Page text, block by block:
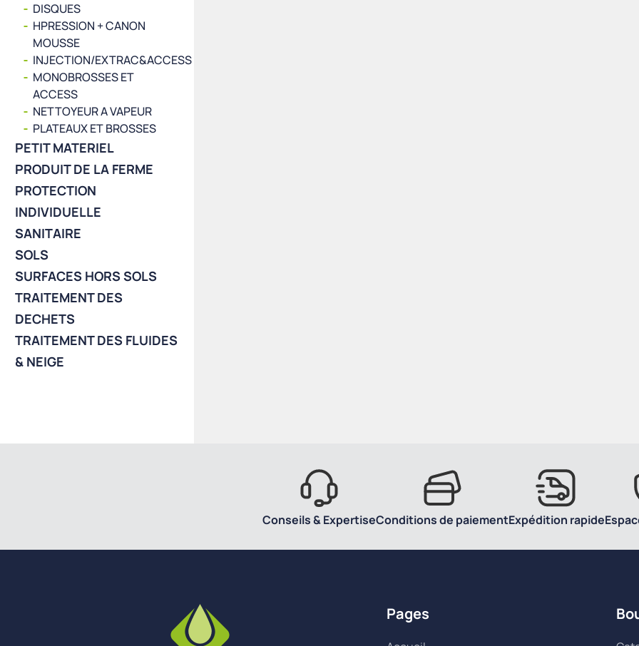
DISQUES
HPRESSION + CANON
MOUSSE
INJECTION/EXTRAC&ACCESS
MONOBROSSES ET
ACCESS
NETTOYEUR A VAPEUR
PLATEAUX ET BROSSES
PETIT MATERIEL
PRODUIT DE LA FERME
PROTECTION
INDIVIDUELLE
SANITAIRE
SOLS
SURFACES HORS SOLS
TRAITEMENT DES
DECHETS
TRAITEMENT DES FLUIDES
& NEIGE
Conseils & ExpertiseConditions de paiementExpédition rapide
Pages